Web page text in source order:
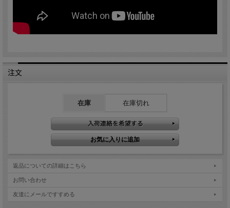
注文
在庫 在庫切れ
返品についての詳細はこちら
お問い合わせ
友達にメールですすめる